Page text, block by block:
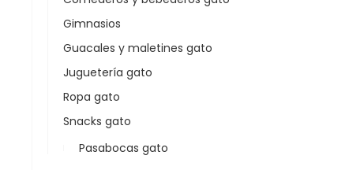
Gimnasios
Guacales y maletines gato
Juguetería gato
Ropa gato
Snacks gato
Pasabocas gato